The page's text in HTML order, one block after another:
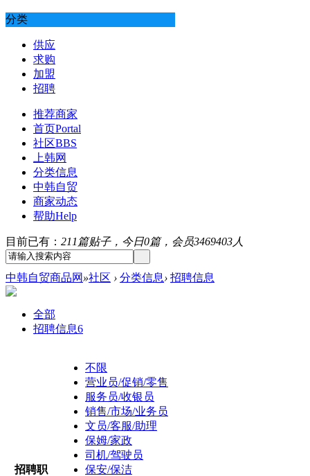
分类
供应
求购
加盟
招聘
推荐商家
首页Portal
社区BBS
上韩网
分类信息
中韩自贸
商家动态
帮助Help
目前已有： 211篇贴子，今日0篇，会员3469403人
中韩自贸商品网 »社区 › 分类信息› 招聘信息
全部
招聘信息6
招聘职
不限
营业员/促销/零售
服务员/收银员
销售/市场/业务员
文员/客服/助理
保姆/家政
司机/驾驶员
保安/保洁